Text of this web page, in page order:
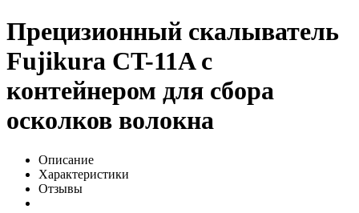
Прецизионный скалыватель
Fujikura CT-11A с
контейнером для сбора
осколков волокна
Описание
Характеристики
Отзывы